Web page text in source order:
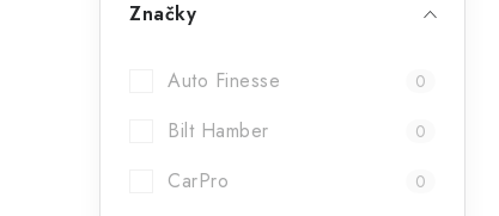
Značky
Auto Finesse 0
Bilt Hamber 0
CarPro 0